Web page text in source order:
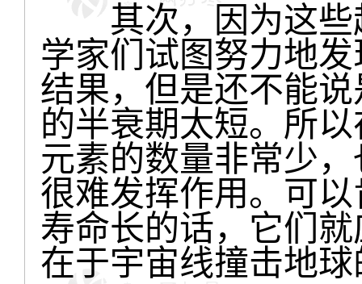
其次，因为这些
学家们试图努力地
结果，但是还不能
的半衰期太短。所
元素的数量非常少
很难发挥作用。可
寿命长的话，它们
在于宇宙线撞击地